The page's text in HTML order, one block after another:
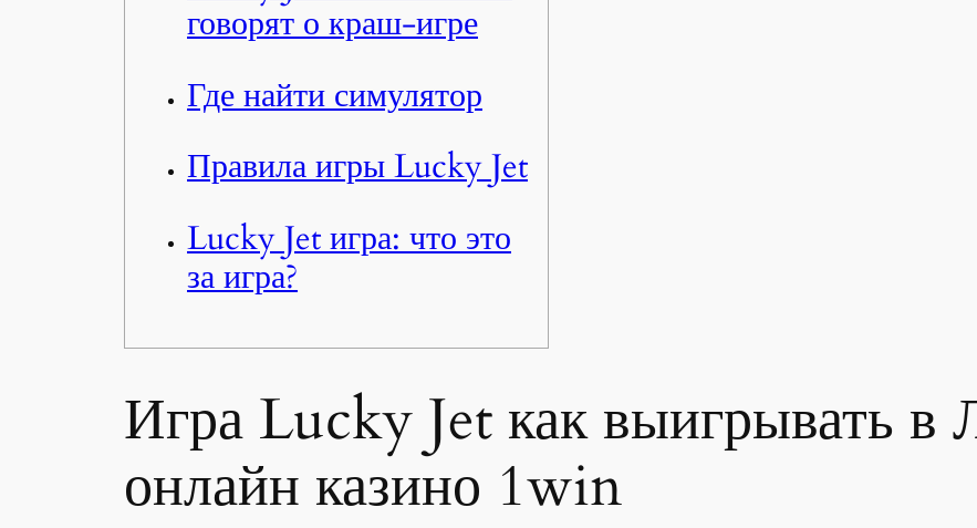
говорят о краш-игре
Где найти симулятор
Правила игры Lucky Jet
Lucky Jet игра: что это
за игра?
Игра Lucky Jet как выигрывать в
онлайн казино 1win